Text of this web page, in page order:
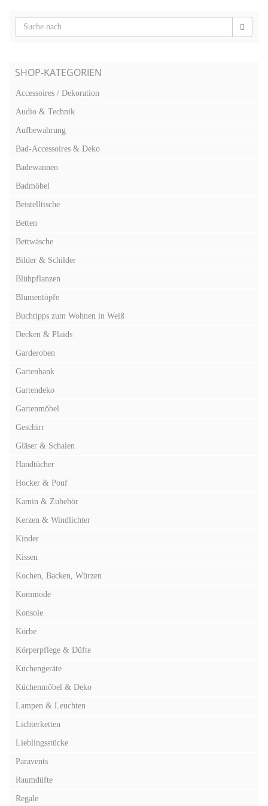
SHOP-KATEGORIEN
Accessoires / Dekoration
Audio & Technik
Aufbewahrung
Bad-Accessoires & Deko
Badewannen
Badmöbel
Beistelltische
Betten
Bettwäsche
Bilder & Schilder
Blühpflanzen
Blumentöpfe
Buchtipps zum Wohnen in Weiß
Decken & Plaids
Garderoben
Gartenbank
Gartendeko
Gartenmöbel
Geschirr
Gläser & Schalen
Handtücher
Hocker & Pouf
Kamin & Zubehör
Kerzen & Windlichter
Kinder
Kissen
Kochen, Backen, Würzen
Kommode
Konsole
Körbe
Körperpflege & Düfte
Küchengeräte
Küchenmöbel & Deko
Lampen & Leuchten
Lichterketten
Lieblingsstücke
Paravents
Raumdüfte
Regale